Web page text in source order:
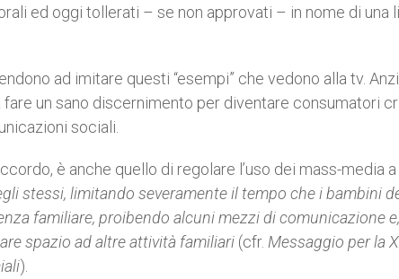
ed oggi tollerati – se non approvati – in nome di una
ad imitare questi “esempi” che vedono alla tv.
fare un sano discernimento per diventare consumatori
sociali.
è anche quello di regolare l’uso dei mass-media a
stessi, limitando severamente il tempo che i bambini
familiare, proibendo alcuni mezzi di comunicazione e,
spazio ad altre attività familiari (cfr. Messaggio per la
).